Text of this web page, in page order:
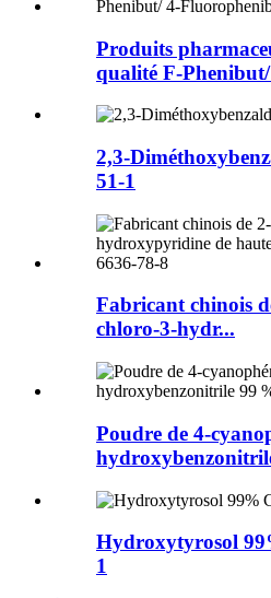
Produits
qualité F-
2,3-
51-1
Fabricant chinois
chloro-3-hydr...
Poudre de 4-
Hydroxytyrosol
1